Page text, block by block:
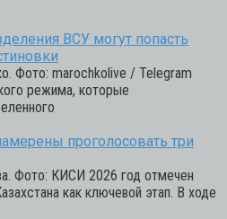
ВСУ могут попасть
Фото: marochkolive / Telegram
режима, которые
проголосовать три
Фото: КИСИ 2026 год отмечен
как ключевой этап. В ходе